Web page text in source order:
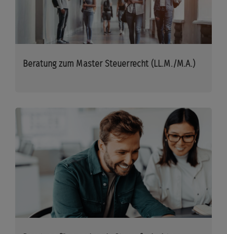
Beratung zum Master Steuerrecht (LL.M./M.A.)